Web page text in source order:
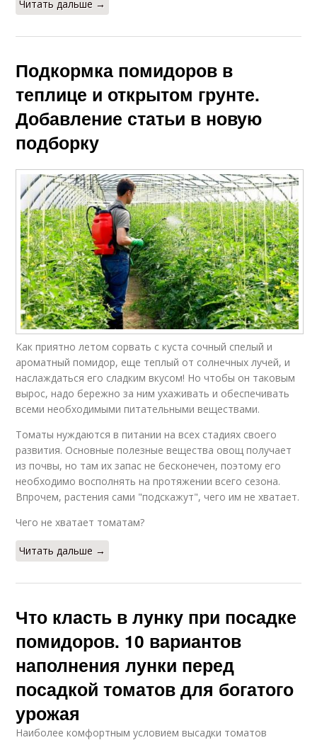
Читать дальше →
Подкормка помидоров в
теплице и открытом грунте.
Добавление статьи в новую
подборку
Как приятно летом сорвать с куста сочный спелый и
ароматный помидор, еще теплый от солнечных лучей, и
наслаждаться его сладким вкусом! Но чтобы он таковым
вырос, надо бережно за ним ухаживать и обеспечивать
всеми необходимыми питательными веществами.
Томаты нуждаются в питании на всех стадиях своего
развития. Основные полезные вещества овощ получает
из почвы, но там их запас не бесконечен, поэтому его
необходимо восполнять на протяжении всего сезона.
Впрочем, растения сами "подскажут", чего им не хватает.
Чего не хватает томатам?
Читать дальше →
Что класть в лунку при посадке
помидоров. 10 вариантов
наполнения лунки перед
посадкой томатов для богатого
урожая
Наиболее комфортным условием высадки томатов